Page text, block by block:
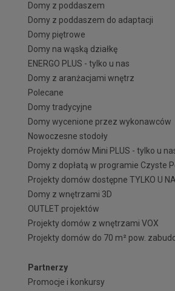
Domy z poddaszem
Domy z poddaszem do adaptacji
Domy piętrowe
Domy na wąską działkę
ENERGO PLUS - tylko u nas
Domy z aranżacjami wnętrz
Polecane
Domy tradycyjne
Domy wycenione przez wykonawców
Nowoczesne stodoły
Projekty domów Mini PLUS - tylko u
Domy z dopłatą w programie Czyste
Projekty domów dostępne TYLKO U
Domy z wnętrzami 3D
OUTLET projektów
Projekty domów z wnętrzami VOX
Projekty domów do 70 m² pow.
Partnerzy
Promocje i konkursy